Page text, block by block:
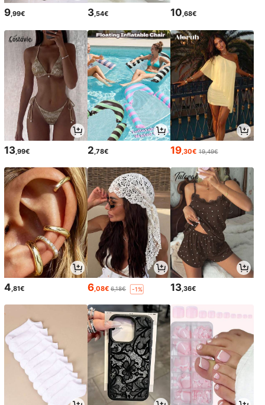
9,99€ 3,54€ 10,68€
13 ,99€ 2 ,78€ 19 ,30€ 19,49€
4,81€ 6,08€ 6,18€ -1% 13,36€